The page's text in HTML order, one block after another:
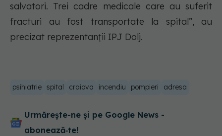
salvatori. Trei cadre medicale care au suferit
fracturi au fost transportate la spital”, au
precizat reprezentanții IPJ Dolj.
psihiatrie spital craiova incendiu pompieri adresa
Urmărește-ne și pe Google News -
abonează‑te!